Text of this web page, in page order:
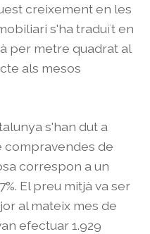
creixement en les
s'ha traduït en
per metre quadrat al
als mesos
s'han dut a
compravendes de
correspon a un
El preu mitjà va ser
al mateix mes de
efectuar 1.929